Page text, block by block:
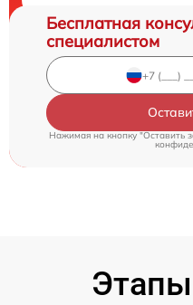
Бесплатная
специалистом
Нажимая на кнопку "Оставить